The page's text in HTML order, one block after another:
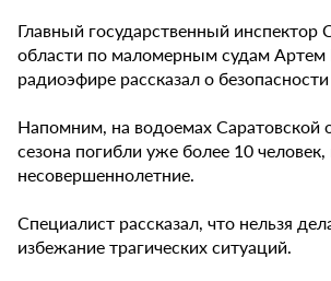
Главный государственный инспектор
области по маломерным судам Артем
радиоэфире рассказал о
Напомним, на водоемах Саратовской
сезона погибли уже более 10
несовершеннолетние.
Специалист рассказал, что нельзя
избежание трагических ситуаций.